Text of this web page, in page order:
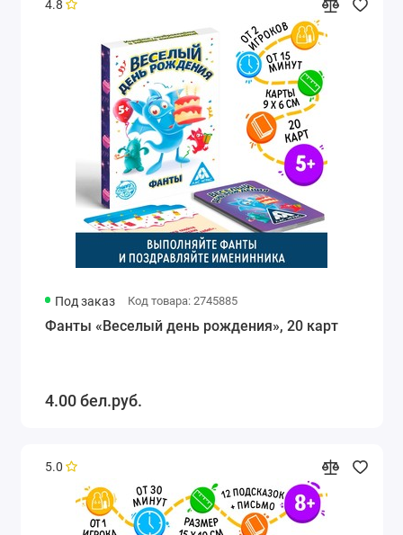
4.8
Под заказ Код товара: 2745885
Фанты «Веселый день рождения», 20 карт
4.00 бел.руб.
5.0